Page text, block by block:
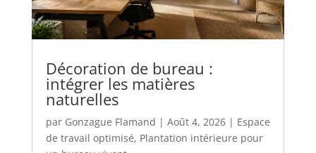
Décoration de bureau :
intégrer les matières
naturelles
par Gonzague Flamand | Août 4, 2026| Espace
de travail optimisé, Plantation intérieure pour